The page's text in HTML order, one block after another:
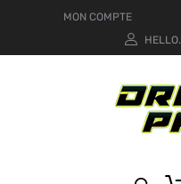
MON COMPTE
HELLO.